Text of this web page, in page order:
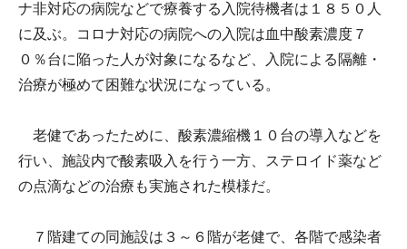
ナ非対応の病院などで療養する入院待機者は１８５０人
に及ぶ。コロナ対応の病院への入院は血中酸素濃度７
０％台に陥った人が対象になるなど、入院による隔離・
治療が極めて困難な状況になっている。
老健であったために、酸素濃縮機１０台の導入などを
行い、施設内で酸素吸入を行う一方、ステロイド薬など
の点滴などの治療も実施された模様だ。
７階建ての同施設は３～６階が老健で、各階で感染者